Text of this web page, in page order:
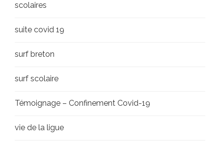
scolaires
suite covid 19
surf breton
surf scolaire
Témoignage – Confinement Covid-19
vie de la ligue